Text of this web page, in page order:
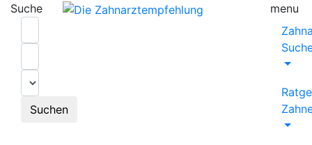
Suche
Suchen
menu